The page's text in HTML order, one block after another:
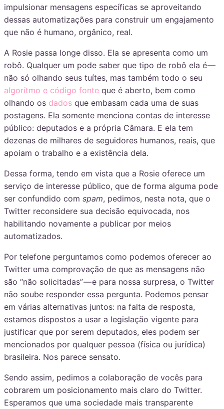
impulsionar mensagens específicas se aproveitando
dessas automatizações para construir um engajamento
que não é humano, orgânico, real.
A Rosie passa longe disso. Ela se apresenta como um
robô. Qualquer um pode saber que tipo de robô ela é —
não só olhando seus tuítes, mas também todo o seu
algorítmo e código fonte que é aberto, bem como
olhando os dados que embasam cada uma de suas
postagens. Ela somente menciona contas de interesse
público: deputados e a própria Câmara. E ela tem
dezenas de milhares de seguidores humanos, reais, que
apoiam o trabalho e a existência dela.
Dessa forma, tendo em vista que a Rosie oferece um
serviço de interesse público, que de forma alguma pode
ser confundido com spam, pedimos, nesta nota, que o
Twitter reconsidere sua decisão equivocada, nos
habilitando novamente a publicar por meios
automatizados.
Por telefone perguntamos como podemos oferecer ao
Twitter uma comprovação de que as mensagens não
são “não solicitadas” — e para nossa surpresa, o Twitter
não soube responder essa pergunta. Podemos pensar
em várias alternativas juntos: na falta de resposta,
estamos dispostos a usar a legislação vigente para
justificar que por serem deputados, eles podem ser
mencionados por qualquer pessoa (física ou jurídica)
brasileira. Nos parece sensato.
Sendo assim, pedimos a colaboração de vocês para
cobrarem um posicionamento mais claro do Twitter.
Esperamos que uma sociedade mais transparente